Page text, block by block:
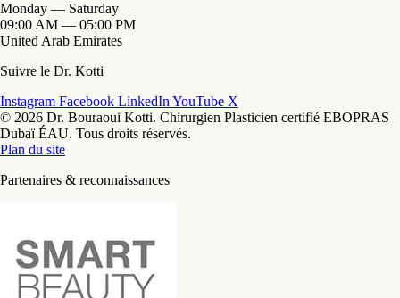
Monday — Saturday
09:00 AM — 05:00 PM
United Arab Emirates
Suivre le Dr. Kotti
Instagram Facebook LinkedIn YouTube X
© 2026 Dr. Bouraoui Kotti. Chirurgien Plasticien certifié EBOPRAS
Dubaï ÉAU. Tous droits réservés.
Plan du site
Partenaires & reconnaissances